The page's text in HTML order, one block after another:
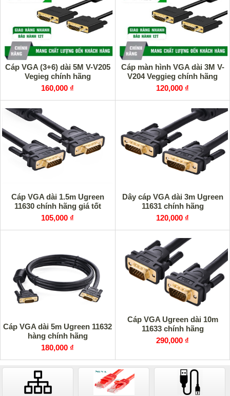
Cáp VGA (3+6) dài 5M V-V205
Vegieg chính hãng
160,000 ₫
Cáp màn hình VGA dài 3M V-
V204 Veggieg chính hãng
120,000 ₫
Cáp VGA dài 1.5m Ugreen
11630 chính hãng giá tốt
105,000 ₫
Dây cáp VGA dài 3m Ugreen
11631 chính hãng
120,000 ₫
Cáp VGA dài 5m Ugreen 11632
hàng chính hãng
180,000 ₫
Cáp VGA Ugreen dài 10m
11633 chính hãng
290,000 ₫